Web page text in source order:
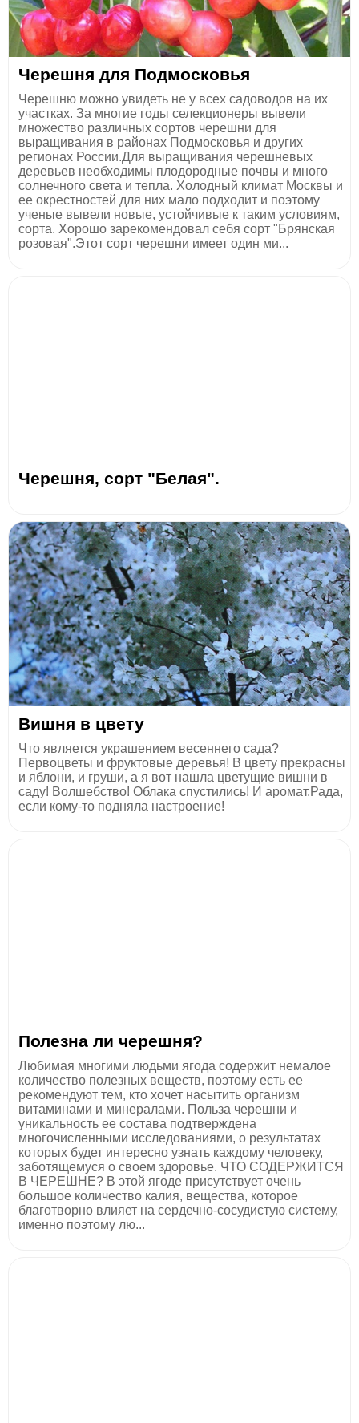
Черешня для Подмосковья
Черешню можно увидеть не у всех садоводов на их
участках. За многие годы селекционеры вывели
множество различных сортов черешни для
выращивания в районах Подмосковья и других
регионах России.Для выращивания черешневых
деревьев необходимы плодородные почвы и много
солнечного света и тепла. Холодный климат Москвы и
ее окрестностей для них мало подходит и поэтому
ученые вывели новые, устойчивые к таким условиям,
сорта. Хорошо зарекомендовал себя сорт "Брянская
розовая".Этот сорт черешни имеет один ми...
Черешня, сорт "Белая".
Вишня в цвету
Что является украшением весеннего сада?
Первоцветы и фруктовые деревья! В цвету прекрасны
и яблони, и груши, а я вот нашла цветущие вишни в
саду! Волшебство! Облака спустились! И аромат.Рада,
если кому-то подняла настроение!
Полезна ли черешня?
Любимая многими людьми ягода содержит немалое
количество полезных веществ, поэтому есть ее
рекомендуют тем, кто хочет насытить организм
витаминами и минералами. Польза черешни и
уникальность ее состава подтверждена
многочисленными исследованиями, о результатах
которых будет интересно узнать каждому человеку,
заботящемуся о своем здоровье. ЧТО СОДЕРЖИТСЯ
В ЧЕРЕШНЕ? В этой ягоде присутствует очень
большое количество калия, вещества, которое
благотворно влияет на сердечно-сосудистую систему,
именно поэтому лю...